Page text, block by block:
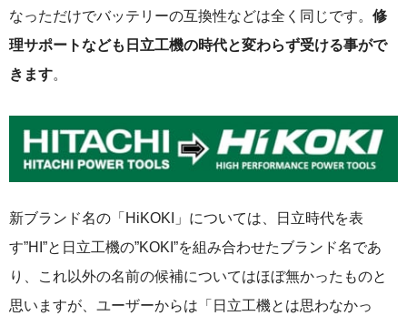
なっただけでバッテリーの互換性などは全く同じです。 修
理サポートなども日立工機の時代と変わらず受ける事がで
きます。
新ブランド名の「HiKOKI」については、日立時代を表
す”HI”と日立工機の”KOKI”を組み合わせたブランド名であ
り、これ以外の名前の候補についてはほぼ無かったものと
思いますが、ユーザーからは「日立工機とは思わなかっ